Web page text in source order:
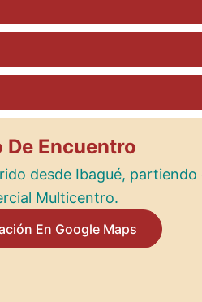
De Encuentro
desde Ibagué,
Multicentro.
En Google Maps